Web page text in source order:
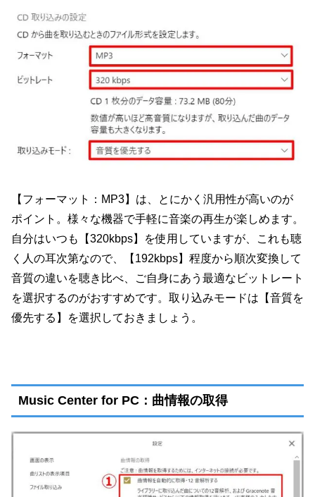
【フォーマット：MP3】は、とにかく汎用性が高いのが
ポイント。様々な機器で手軽に音楽の再生が楽しめます。
自分はいつも【320kbps】を使用していますが、これも聴
く人の耳次第なので、【192kbps】程度から順次変換して
音質の違いを聴き比べ、ご自身にあう最適なビットレート
を選択するのがおすすめです。取り込みモードは【音質を
優先する】を選択しておきましょう。
Music Center for PC：曲情報の取得